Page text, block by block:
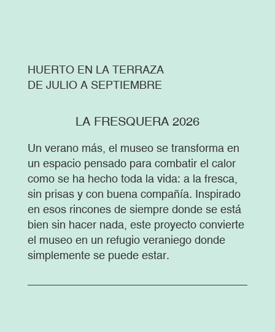
HUERTO EN LA TERRAZA
DE JULIO A SEPTIEMBRE
LA FRESQUERA 2026
Un verano más, el museo se transforma en
un espacio pensado para combatir el calor
como se ha hecho toda la vida: a la fresca,
sin prisas y con buena compañía. Inspirado
en esos rincones de siempre donde se está
bien sin hacer nada, este proyecto convierte
el museo en un refugio veraniego donde
simplemente se puede estar.